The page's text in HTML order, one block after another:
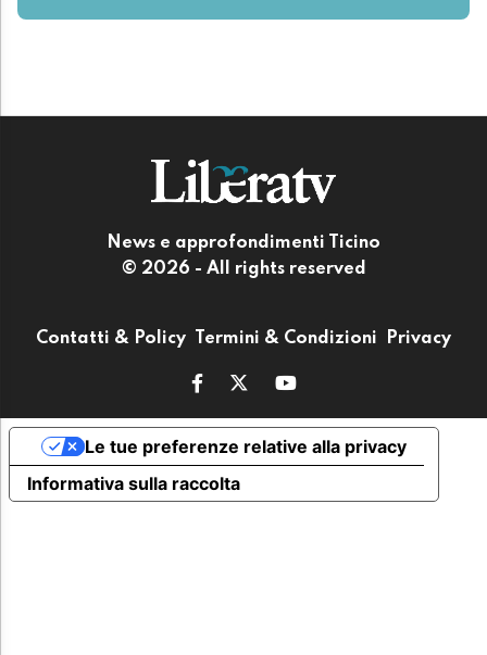
News e approfondimenti Ticino
© 2026 - All rights reserved
Contatti & Policy Termini & Condizioni Privacy
Informativa sulla raccolta
Le tue preferenze relative alla privacy